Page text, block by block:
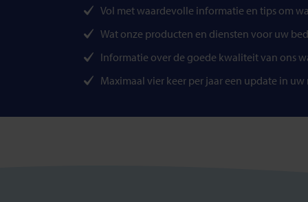
Vol met waardevolle informatie en tips om
Wat onze producten en diensten voor uw
Informatie over de goede kwaliteit van ons
Maximaal vier keer per jaar een update in